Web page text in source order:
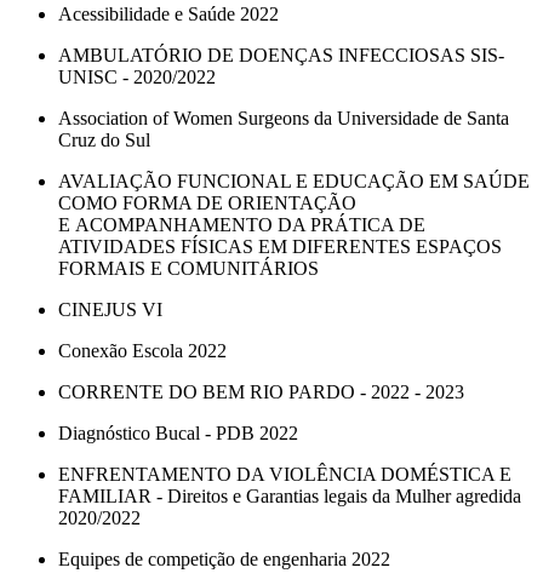
Acessibilidade e Saúde 2022
AMBULATÓRIO DE DOENÇAS INFECCIOSAS SIS-
UNISC - 2020/2022
Association of Women Surgeons da Universidade de Santa
Cruz do Sul
AVALIAÇÃO FUNCIONAL E EDUCAÇÃO EM SAÚDE
COMO FORMA DE ORIENTAÇÃO
E ACOMPANHAMENTO DA PRÁTICA DE
ATIVIDADES FÍSICAS EM DIFERENTES ESPAÇOS
FORMAIS E COMUNITÁRIOS
CINEJUS VI
Conexão Escola 2022
CORRENTE DO BEM RIO PARDO - 2022 - 2023
Diagnóstico Bucal - PDB 2022
ENFRENTAMENTO DA VIOLÊNCIA DOMÉSTICA E
FAMILIAR - Direitos e Garantias legais da Mulher agredida
2020/2022
Equipes de competição de engenharia 2022